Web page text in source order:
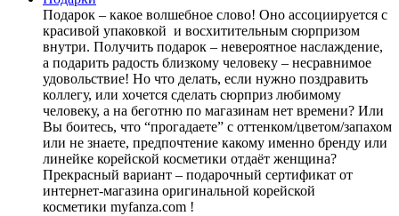
Подарок – какое волшебное слово! Оно ассоциируется с
красивой упаковкой и восхитительным сюрпризом
внутри. Получить подарок – невероятное наслаждение,
а подарить радость близкому человеку – несравнимое
удовольствие! Но что делать, если нужно поздравить
коллегу, или хочется сделать сюрприз любимому
человеку, а на беготню по магазинам нет времени? Или
Вы боитесь, что “прогадаете” с оттенком/цветом/запахом
или не знаете, предпочтение какому именно бренду или
линейке корейской косметики отдаёт женщина?
Прекрасный вариант – подарочный сертификат от
интернет-магазина оригинальной корейской
косметики myfanza.com !